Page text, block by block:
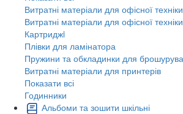
Витратні матеріали для офісної техніки
Витратні матеріали для офісної техніки
Картриджi
Плівки для ламінатора
Пружини та обкладинки для
Витратні матеріали для принтерів
Показати всі
Годинники
Альбоми та зошити шкільні